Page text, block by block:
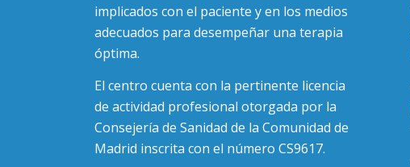
implicados con el paciente y en los medios
adecuados para desempeñar una terapia
óptima.
El centro cuenta con la pertinente licencia
de actividad profesional otorgada por la
Consejería de Sanidad de la Comunidad de
Madrid inscrita con el número CS9617.